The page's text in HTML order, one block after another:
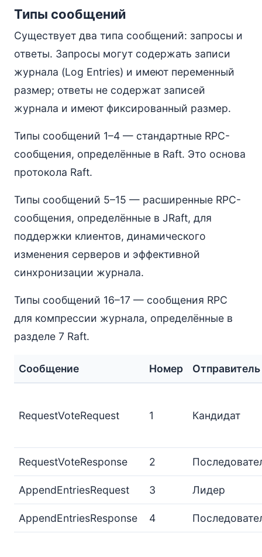
Типы сообщений
Существует два типа сообщений: запросы и
ответы. Запросы могут содержать записи
журнала (Log Entries) и имеют переменный
размер; ответы не содержат записей
журнала и имеют фиксированный размер.
Типы сообщений 1–4 — стандартные RPC-
сообщения, определённые в Raft. Это основа
протокола Raft.
Типы сообщений 5–15 — расширенные RPC-
сообщения, определённые в JRaft, для
поддержки клиентов, динамического
изменения серверов и эффективной
синхронизации журнала.
Типы сообщений 16–17 — сообщения RPC
для компрессии журнала, определённые в
разделе 7 Raft.
Сообщение Номер Отправитель
RequestVoteRequest 1 Кандидат
RequestVoteResponse 2
AppendEntriesRequest 3 Лидер
AppendEntriesResponse 4